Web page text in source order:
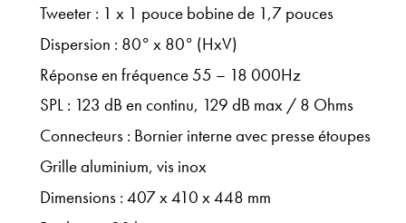
Tweeter : 1 x 1 pouce bobine de 1,7 pouces
Dispersion : 80° x 80° (HxV)
Réponse en fréquence 55 – 18 000Hz
SPL : 123 dB en continu, 129 dB max / 8 Ohms
Connecteurs : Bornier interne avec presse étoupes
Grille aluminium, vis inox
Dimensions : 407 x 410 x 448 mm